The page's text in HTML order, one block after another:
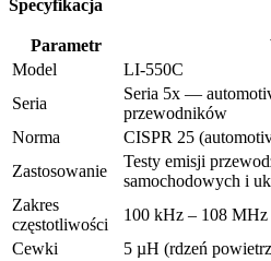
Specyfikacja
Parametr
Model
LI-550C
Seria
Seria 5x —
przewodników
Norma
CISPR 25
Zastosowanie
Testy emisji
samochodowych i
Zakres
częstotliwości
100 kHz – 108 MHz
Cewki
5 µH (rdzeń